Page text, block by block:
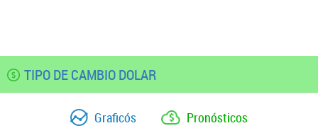
TIPO DE CAMBIO DOLAR
Graficós Pronósticos